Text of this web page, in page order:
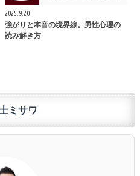
2025.9.20
強がりと本音の境界線。男性心理の
読み解き方
ミサワ